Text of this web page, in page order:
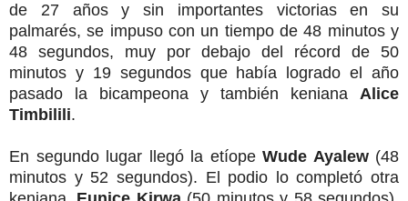
de 27 años y sin importantes victorias en su
palmarés, se impuso con un tiempo de 48 minutos y
48 segundos, muy por debajo del récord de 50
minutos y 19 segundos que había logrado el año
pasado la bicampeona y también keniana Alice
Timbilili.
En segundo lugar llegó la etíope Wude Ayalew(48
minutos y 52 segundos). El podio lo completó otra